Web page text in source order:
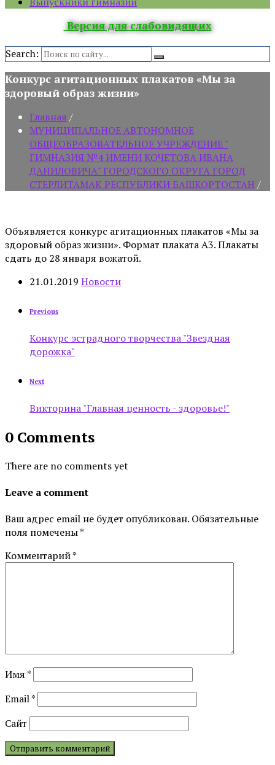
Версия для слабовидящих
Search:
Конкурс агитационных плакатов «Мы за
здоровый образ жизни»
Главная /
МУНИЦИПАЛЬНОЕ АВТОНОМНОЕ
ОБЩЕОБРАЗОВАТЕЛЬНОЕ УЧРЕЖДЕНИЕ "
ГИМНАЗИЯ №4 ИМЕНИ КОЧЕТОВА ИВАНА
ДАНИЛОВИЧА" ГОРОДСКОГО ОКРУГА ГОРОД
СТЕРЛИТАМАК РЕСПУБЛИКИ БАШКОРТОСТАН /
Объявляется конкурс агитационных плакатов «Мы за
здоровый образ жизни». Формат плаката А3. Плакаты
сдать до 28 января вожатой.
21.01.2019 Новости
Previous
Конкурс эстрадного творчества "Звездная
дорожка"
Next
Викторина "Главная ценность - здоровье!"
0 Comments
There are no comments yet
Leave a comment
Ваш адрес email не будет опубликован. Обязательные
поля помечены*
Комментарий*
Имя*
Email*
Сайт